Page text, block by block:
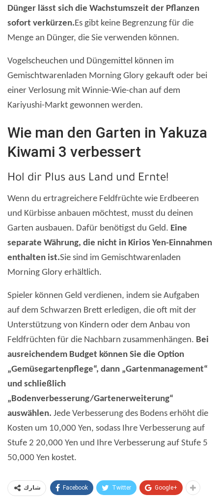
Dünger lässt sich die Wachstumszeit der Pflanzen
sofort verkürzen.Es gibt keine Begrenzung für die
Menge an Dünger, die Sie verwenden können.
Vogelscheuchen und Düngemittel können im
Gemischtwarenladen Morning Glory gekauft oder bei
einer Verlosung mit Winnie-Wie-chan auf dem
Kariyushi-Markt gewonnen werden.
Wie man den Garten in Yakuza
Kiwami 3 verbessert
Hol dir Plus aus Land und Ernte!
Wenn du ertragreichere Feldfrüchte wie Erdbeeren
und Kürbisse anbauen möchtest, musst du deinen
Garten ausbauen. Dafür benötigst du Geld. Eine
separate Währung, die nicht in Kirios Yen-Einnahmen
enthalten ist.Sie sind im Gemischtwarenladen
Morning Glory erhältlich.
Spieler können Geld verdienen, indem sie Aufgaben
auf dem Schwarzen Brett erledigen, die oft mit der
Unterstützung von Kindern oder dem Anbau von
Feldfrüchten für die Nachbarn zusammenhängen. Bei
ausreichendem Budget können Sie die Option
„Gemüsegartenpflege“, dann „Gartenmanagement“
und schließlich
„Bodenverbesserung/Gartenerweiterung“
auswählen. Jede Verbesserung des Bodens erhöht die
Kosten um 10,000 Yen, sodass Ihre Verbesserung auf
Stufe 2 20,000 Yen und Ihre Verbesserung auf Stufe 5
50,000 Yen kostet.
شارك Facebook Twitter Google+